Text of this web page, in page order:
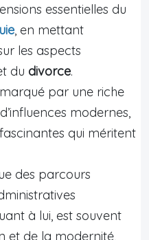
essentielles du
, en mettant
les aspects
du divorce.
par une riche
modernes,
qui méritent
des parcours
à lui, est souvent
et de la modernité,